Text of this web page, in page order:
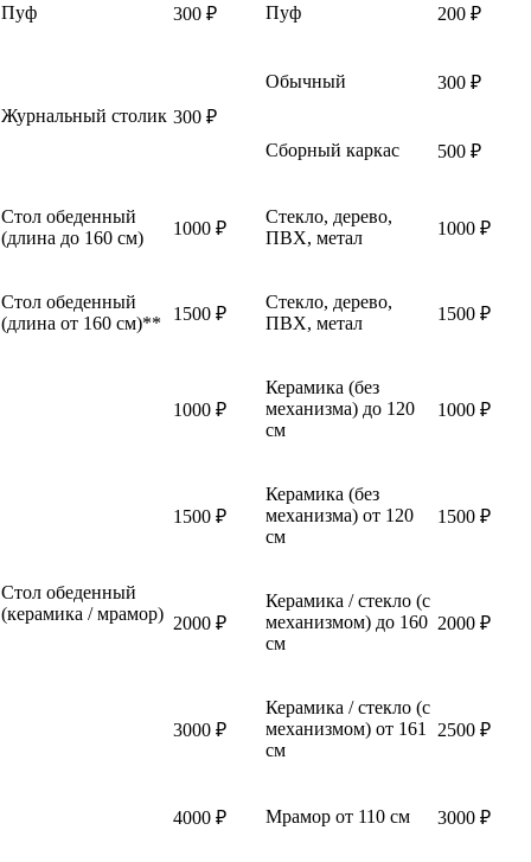
Пуф 300 ₽ Пуф 200 ₽
Журнальный столик 300 ₽
Обычный 300 ₽
Сборный каркас 500 ₽
Стол обеденный
(длина до 160 см)
1000 ₽
Стекло, дерево,
ПВХ, метал
1000 ₽
Стол обеденный
(длина от 160 см)**
1500 ₽
Стекло, дерево,
ПВХ, метал
1500 ₽
Стол обеденный
(керамика / мрамор)
1000 ₽
Керамика (без
механизма) до 120
см
1000 ₽
1500 ₽
Керамика (без
механизма) от 120
см
1500 ₽
2000 ₽
Керамика / стекло (с
механизмом) до 160
см
2000 ₽
3000 ₽
Керамика / стекло (с
механизмом) от 161
см
2500 ₽
4000 ₽ Мрамор от 110 см 3000 ₽